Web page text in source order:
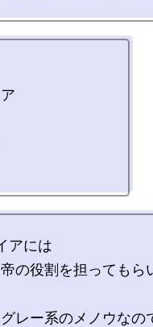
アには
の役割を担ってもら
レー系のメノウなの